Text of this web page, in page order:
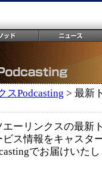
スPodcasting > 最新
エーリンクスの最新
ビス情報をキャスタ
でお届けいた